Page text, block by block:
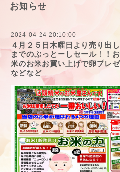
お知らせ
2024-04-24 20:10:00
４月２５日木曜日より売り出
までのぶっとーしセール！！
米のお米お買い上げで卵プレ
などなど